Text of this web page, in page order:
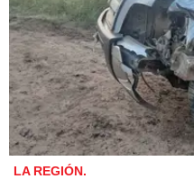
LA REGIÓN.